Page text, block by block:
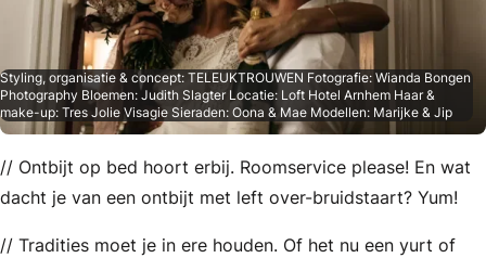
Styling, organisatie & concept: TELEUKTROUWEN Fotografie: Wianda Bongen
Photography Bloemen: Judith Slagter Locatie: Loft Hotel Arnhem Haar &
make-up: Tres Jolie Visagie Sieraden: Oona & Mae Modellen: Marijke & Jip
// Ontbijt op bed hoort erbij. Roomservice please! En wat
dacht je van een ontbijt met left over-bruidstaart? Yum!
// Tradities moet je in ere houden. Of het nu een yurt of